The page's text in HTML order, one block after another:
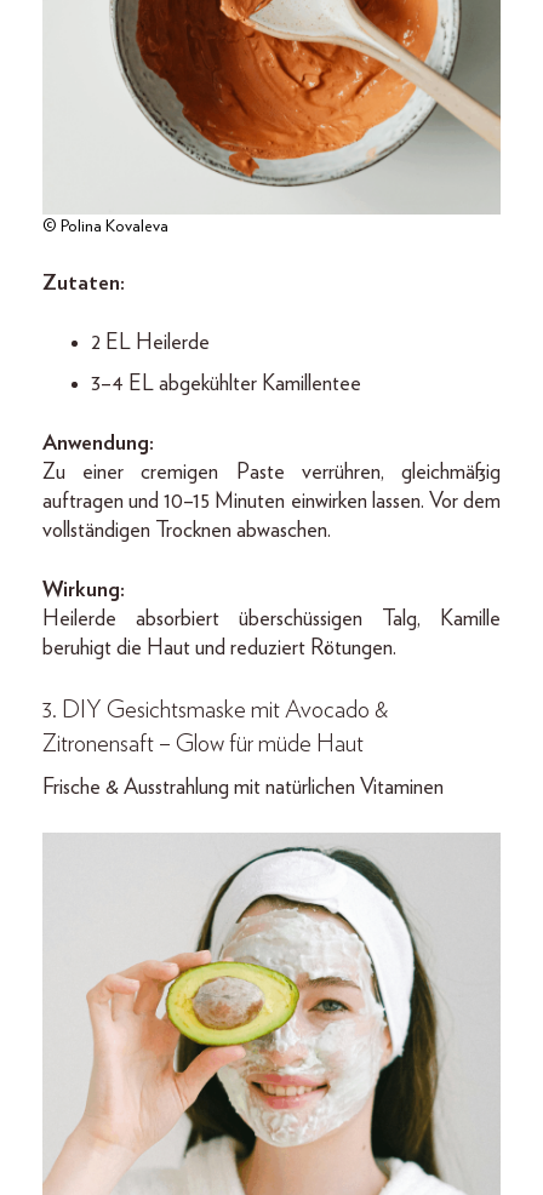
© Polina Kovaleva
Zutaten:
2 EL Heilerde
3–4 EL abgekühlter Kamillentee
Anwendung:
Zu einer cremigen Paste verrühren, gleichmäßig
auftragen und 10–15 Minuten einwirken lassen. Vor dem
vollständigen Trocknen abwaschen.
Wirkung:
Heilerde absorbiert überschüssigen Talg, Kamille
beruhigt die Haut und reduziert Rötungen.
3. DIY Gesichtsmaske mit Avocado &
Zitronensaft – Glow für müde Haut
Frische & Ausstrahlung mit natürlichen Vitaminen